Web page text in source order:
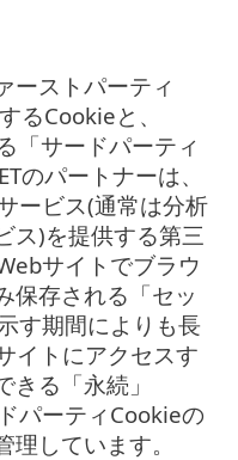
ーストパーティ
るCookieと、
「サードパーティ
のパートナーは、
ービス(通常は分析
ス)を提供する第三
サイトでブラウ
保存される「セッ
す期間によりも長
イトにアクセスす
る「永続」
パーティCookieの
しています。